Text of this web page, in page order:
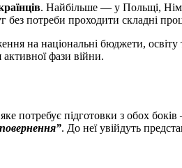
. Найбільше — у Польщі,
без потреби проходити складні
на національні бюджети,
фази війни.
потребує підготовки з обох
. До неї увійдуть